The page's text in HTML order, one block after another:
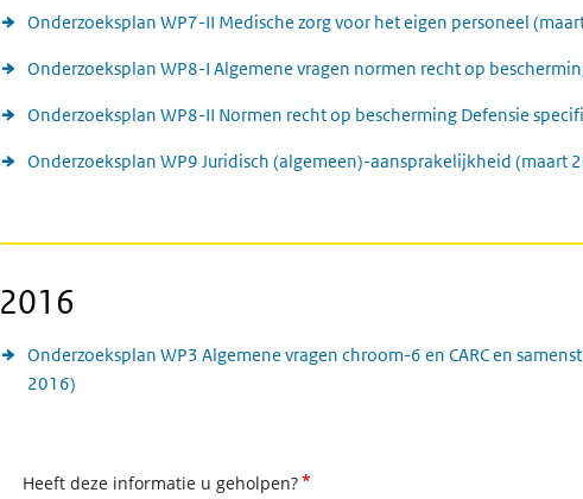
Onderzoeksplan WP7-II Medische zorg voor het eigen personeel
Onderzoeksplan WP8-I Algemene vragen normen recht op
Onderzoeksplan WP8-II Normen recht op bescherming Defensie
Onderzoeksplan WP9 Juridisch (algemeen)-aansprakelijkheid (maart
2016
Onderzoeksplan WP3 Algemene vragen chroom-6 en CARC en
2016)
Heeft deze informatie u geholpen?*